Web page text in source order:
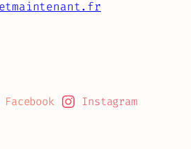
Facebook Instagram